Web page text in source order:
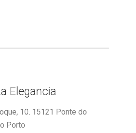
Elegancia
10. 15121 Ponte do
Porto